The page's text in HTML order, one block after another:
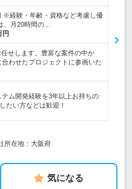
※経験・年齢・資格など考慮し優
、月20時間の…
円
せします。豊富な案件の中か
わせたプロジェクトに参画いた
ム開発経験を3年以上お持ちの
たい方などは歓迎！
所在地：大阪府
気になる